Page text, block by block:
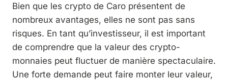
Bien que les crypto de Caro présentent de
nombreux avantages, elles ne sont pas sans
risques. En tant qu’investisseur, il est important
de comprendre que la valeur des crypto-
monnaies peut fluctuer de manière spectaculaire.
Une forte demande peut faire monter leur valeur,